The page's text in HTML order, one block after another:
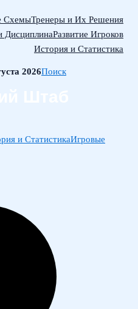
СхемыТренеры и Их Решения
ДисциплинаРазвитие Игроков
История и Статистика
2026Поиск
и СтатистикаИгровые